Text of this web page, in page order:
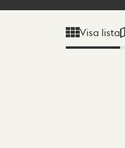
Visa lista